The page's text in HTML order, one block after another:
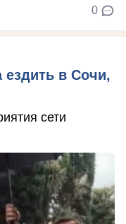
0
ездить в Сочи,
сети